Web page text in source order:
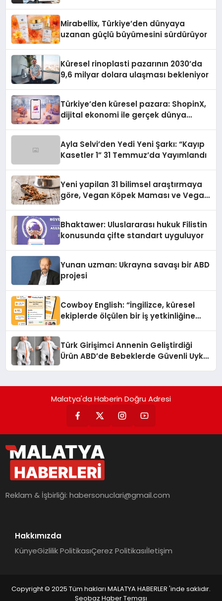
Mirabellix, Türkiye’den dünyaya
uzanan güçlü büyümesini sürdürüyor
Küresel rinoplasti pazarının 2030’da
9,6 milyar dolara ulaşması bekleniyor
Türkiye’den küresel pazara: ShopinX,
dijital ekonomi ile gerçek dünya
Ayla Selvi’den Yedi Yeni Şarkı: “Kayıp
Kasetler 1” 31 Temmuz’da Yayımlandı
Yeni yapilan 31 bilimsel araştırmaya
göre, Vegan Köpek Maması ve Vegan
Bhaktawer: Uluslararası hukuk Filistin
konusunda çifte standart uyguluyor
Yunan uzman: Ukrayna savaşı bir ABD
projesi
Cowboy English: “İngilizce, küresel
ekiplerde ölçülen bir iş yetkinliğine
Türk Girişimci Annenin Geliştirdiği
Ürün ABD’de Bebeklerde Güvenli Uyku
Malatya'da Haberin Doğru Adresi
Reklam & İşbirliği:habersonuclari@gmail.com
Hakkımızda
KünyeGizlilik PolitikasıÇerez Politikasıİletişim
Copyright © 2025 Tüm hakları MALATYA HABERLER 'inde saklıdır.
Seobaz Haber Teması